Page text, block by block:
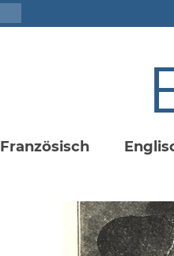
Französisch